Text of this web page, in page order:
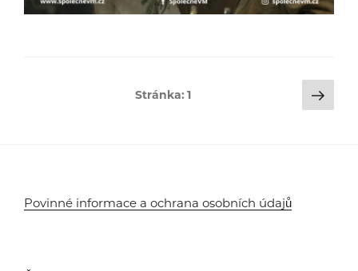
Stránka:1
Povinné informace a ochrana osobních údajů